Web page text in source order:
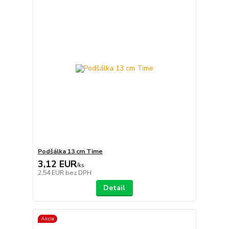
Podšálka 13 cm Time
3,12 EUR/ks
2,54 EUR bez DPH
Detail
Akcia